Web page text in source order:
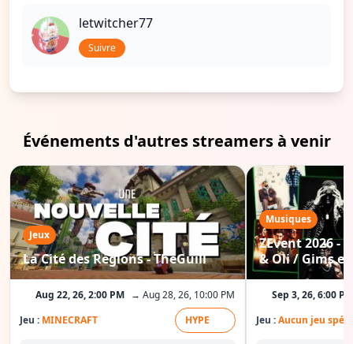
letwitcher77
Suivre
Événements d'autres streamers à venir
Jeux
La Cité des Régions - TheGuill
Aug 22, 26, 2:00 PM → Aug 28, 26, 10:00 PM
Jeu : MINECRAFT HYPE
Musiques
ZEvent 2026 -
& Oli / Gims
Sep 3, 26, 6:00 PM
Jeu :Aucun jeu